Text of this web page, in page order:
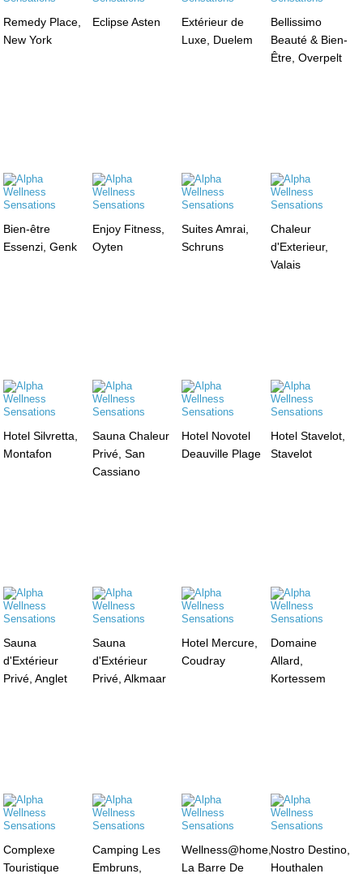
Remedy Place,
New York
Eclipse Asten
Extérieur de
Luxe, Duelem
Bellissimo
Beauté & Bien-
Être, Overpelt
Bien-être
Essenzi, Genk
Enjoy Fitness,
Oyten
Suites Amrai,
Schruns
Chaleur
d'Exterieur,
Valais
Hotel Silvretta,
Montafon
Sauna Chaleur
Privé, San
Cassiano
Hotel Novotel
Deauville Plage
Hotel Stavelot,
Stavelot
Sauna
d'Extérieur
Privé, Anglet
Sauna
d'Extérieur
Privé, Alkmaar
Hotel Mercure,
Coudray
Domaine
Allard,
Kortessem
Complexe
Touristique
Camping Les
Embruns,
Wellness@home,
La Barre De
Nostro Destino,
Houthalen